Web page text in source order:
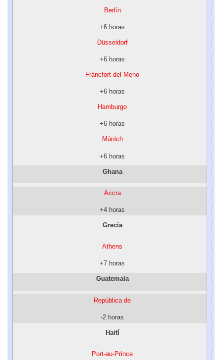
Berlín
+6 horas
Düsseldorf
+6 horas
Fráncfort del Meno
+6 horas
Hamburgo
+6 horas
Múnich
+6 horas
Ghana
Accra
+4 horas
Grecia
Athens
+7 horas
Guatemala
República de
-2 horas
Haití
Port-au-Prince